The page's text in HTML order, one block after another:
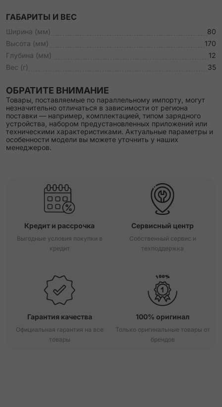
ГАБАРИТЫ И ВЕС
Ширина (мм)
80
Высота (мм)
170
Глубина (мм)
12
Вес (г)
35
ОБРАТИТЕ ВНИМАНИЕ
Товары, поставляемые по параллельному импорту, могут
незначительно отличаться в зависимости от региона
поставки — например, комплектацией, типом зарядного
устройства, набором предустановленных приложений или
техническими характеристиками. Актуальные параметры и
особенности модели вы можете уточнить у наших
менеджеров.
Кредит и рассрочка
Выгодные условия покупки в
кредит
Сервисный центр
Собственный сервис и
техподдержка
Гарантия качества
Официальная гарантия на все
товары
100% оригинал
Только оригинальные товары от
брендов